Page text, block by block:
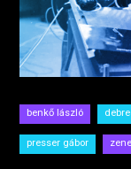
benkő lászló
presser gábor zene